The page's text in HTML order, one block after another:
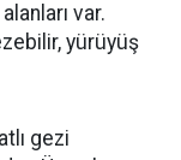
var.
yürüyüş
gezi